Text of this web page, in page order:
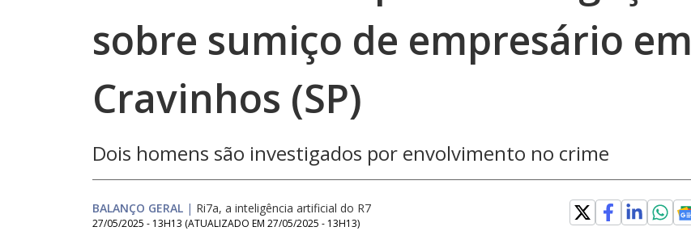
sobre sumiço de empresário em
Cravinhos (SP)
Dois homens são investigados por envolvimento no crime
BALANÇO GERAL | Ri7a, a inteligência artificial do R7
27/05/2025 - 13H13 (ATUALIZADO EM 27/05/2025 - 13H13)